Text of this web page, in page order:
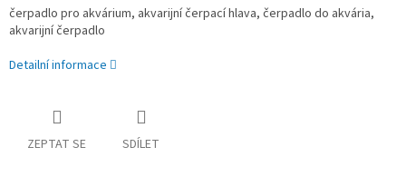
čerpadlo pro akvárium, akvarijní čerpací hlava, čerpadlo do akvária,
akvarijní čerpadlo
Detailní informace
ZEPTAT SE SDÍLET